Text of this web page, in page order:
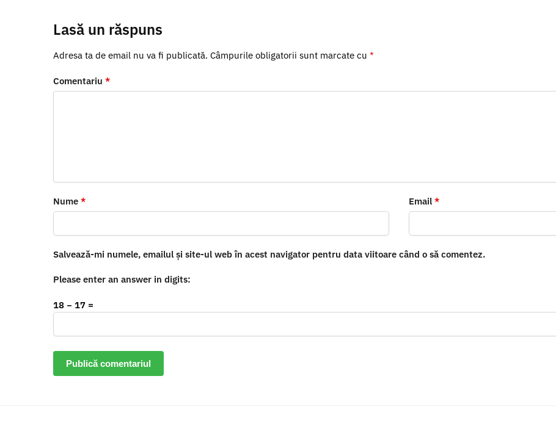
Lasă un răspuns
Adresa ta de email nu va fi publicată. Câmpurile obligatorii sunt marcate cu *
Comentariu *
Nume * Email *
Salvează-mi numele, emailul și site-ul web în acest navigator pentru data viitoare când o să comentez.
Please enter an answer in digits:
18 − 17 =